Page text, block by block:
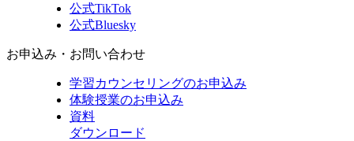
公式TikTok
公式Bluesky
お申込み・お問い合わせ
学習カウンセリングのお申込み
体験授業のお申込み
資料
ダウンロード